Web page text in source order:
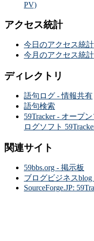
PV)
アクセス統計
今日のアクセス統計
今月のアクセス統計
ディレクトリ
語句ログ - 情報共有
語句検索
59Tracker - オープ
ログソフト
関連サイト
59bbs.org - 掲示板
ブログビジネス
SourceForge.JP: